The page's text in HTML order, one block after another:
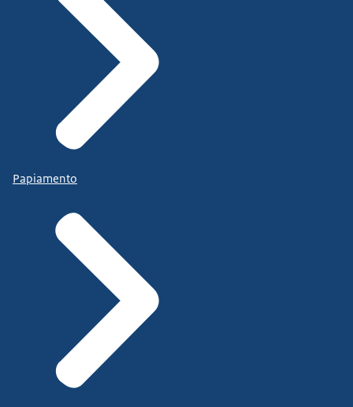
Papiamento